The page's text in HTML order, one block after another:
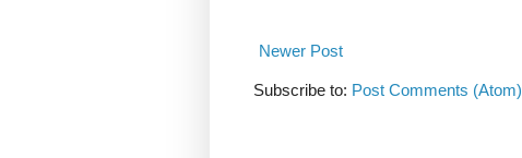
Newer Post
Subscribe to: Post Comments (Atom)